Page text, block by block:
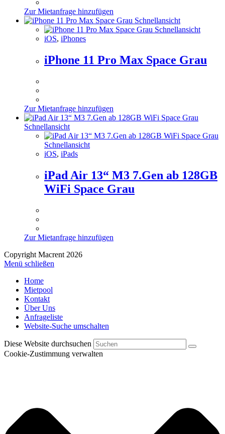
Zur Mietanfrage hinzufügen
Schnellansicht
Schnellansicht
iOS, iPhones
iPhone 11 Pro Max Space Grau
Zur Mietanfrage hinzufügen
Schnellansicht
Schnellansicht
iOS, iPads
iPad Air 13“ M3 7.Gen ab 128GB
WiFi Space Grau
Zur Mietanfrage hinzufügen
Copyright Macrent 2026
Menü schließen
Home
Mietpool
Kontakt
Über Uns
Anfrageliste
Website-Suche umschalten
Diese Website durchsuchen
Cookie-Zustimmung verwalten